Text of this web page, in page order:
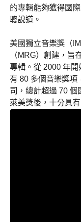
的專輯能夠獲得國
聰說道。
美國獨立音樂獎（
（MRG）創建，旨
專輯。從 2000 年
有 80 多個音樂獎項
司，總計超過 70 個
萊美獎後，十分具